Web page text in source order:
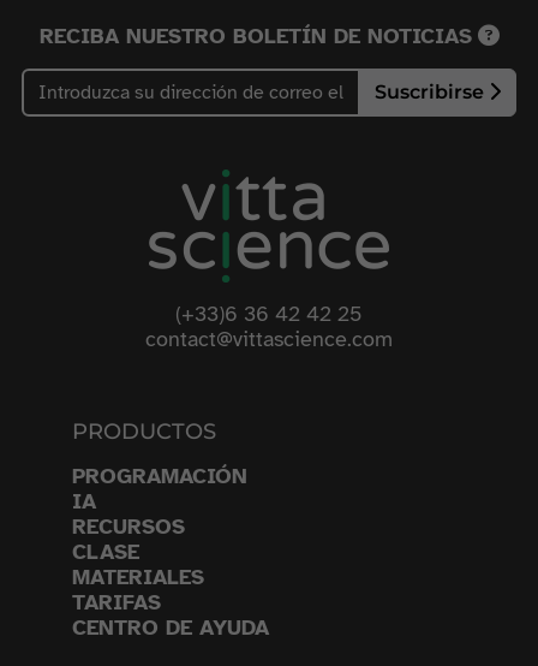
RECIBA NUESTRO BOLETÍN DE NOTICIAS
Suscribirse
(+33)6 36 42 42 25
contact@vittascience.com
PRODUCTOS
PROGRAMACIÓN
IA
RECURSOS
CLASE
MATERIALES
TARIFAS
CENTRO DE AYUDA